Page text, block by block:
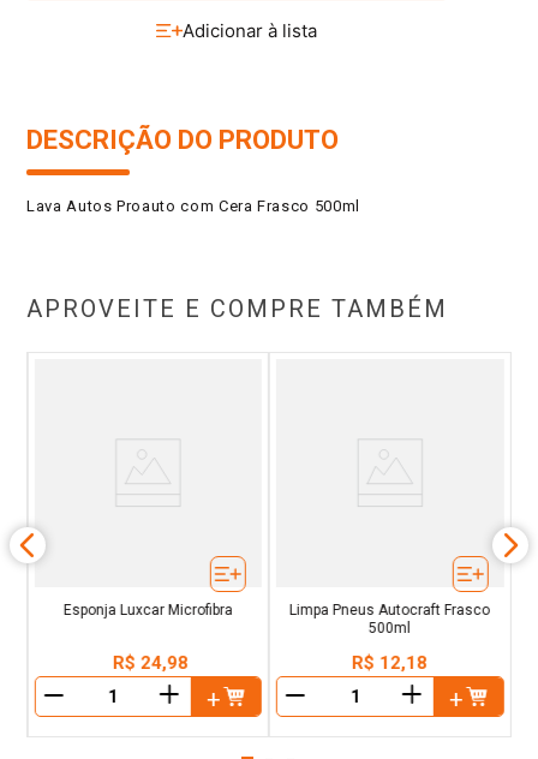
DESCRIÇÃO DO PRODUTO
Lava Autos Proauto com Cera Frasco 500ml
APROVEITE E COMPRE TAMBÉM
Esponja Luxcar Microfibra
R$ 24,98
＋
Limpa Pneus Autocraft Frasco
500ml
R$ 12,18
＋